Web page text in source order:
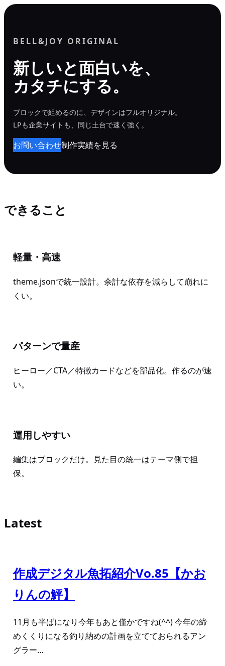
内
BELL&JOY ORIGINAL
新しいと面白いを、
カタチにする。
ブロックで組めるのに、デザインはフルオリジナル。
LPも企業サイトも、同じ土台で速く強く。
お問い合わせ制作実績を見る
できること
軽量・高速
theme.jsonで統一設計。余計な依存を減らして崩れに
くい。
パターンで量産
ヒーロー／CTA／特徴カードなどを部品化。作るのが速
い。
運用しやすい
編集はブロックだけ。見た目の統一はテーマ側で担
保。
Latest
作成デジタル魚拓紹介Vo.85【かお
りんの鮃】
11月も半ばになり今年もあと僅かですね(^^) 今年の締
めくくりになる釣り納めの計画を立てておられるアン
グラー…